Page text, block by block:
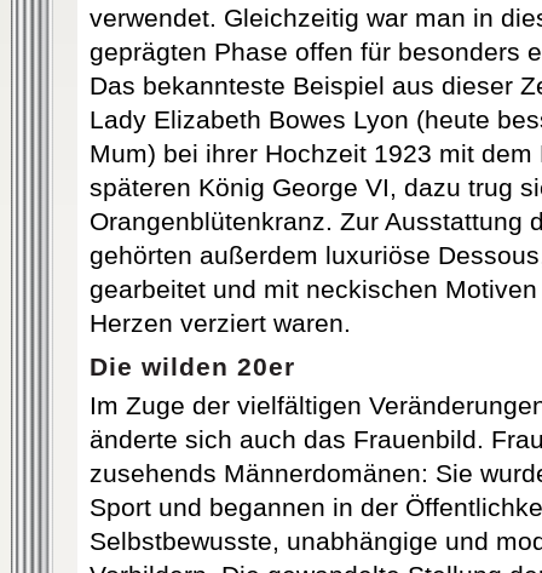
verwendet. Gleichzeitig war man in
geprägten Phase offen für besonders
Das bekannteste Beispiel aus dieser
Lady Elizabeth Bowes Lyon (heute
Mum) bei ihrer Hochzeit 1923 mit
späteren König George VI, dazu trug
Orangenblütenkranz. Zur Ausstattung
gehörten außerdem luxuriöse
gearbeitet und mit neckischen
Herzen verziert waren.
Die wilden 20er
Im Zuge der vielfältigen
änderte sich auch das Frauenbild.
zusehends Männerdomänen: Sie
Sport und begannen in der
Selbstbewusste, unabhängige und